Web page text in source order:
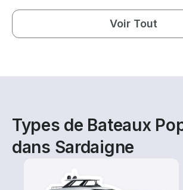
Voir Tout
Types de Bateaux
dans Sardaigne